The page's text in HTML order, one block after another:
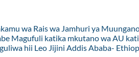
wa Rais wa Jamhuri ya
Magufuli katika mkutano wa AU
hii Leo Jijini Addis Ababa-